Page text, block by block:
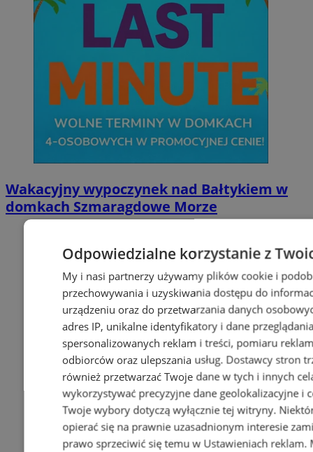
Wakacyjny wypoczynek nad Bałtykiem w
domkach Szmaragdowe Morze
Odpowiedzialne korzystanie z
My i nasi partnerzy używamy plików cookie i
przechowywania i uzyskiwania dostępu do
urządzeniu oraz do przetwarzania danych
adres IP, unikalne identyfikatory i dane
spersonalizowanych reklam i treści, pomiaru
odbiorców oraz ulepszania usług. Dostawcy stron
również przetwarzać Twoje dane w tych i innych
wykorzystywać precyzyjne dane geolokalizacyjne i
Twoje wybory dotyczą wyłącznie tej witryny.
opierać się na prawnie uzasadnionym interesie
prawo sprzeciwić się temu w Ustawieniach reklam.